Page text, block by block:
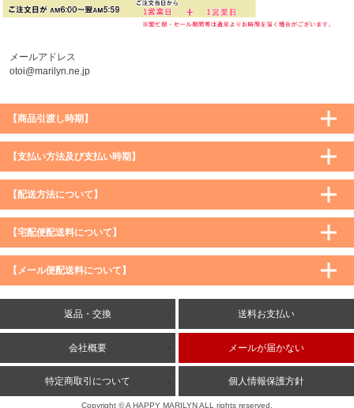
メールアドレス
otoi@marilyn.ne.jp
【商品引渡し時期】
【支払い方法及び支払い時期】
【配送方法について】
【宅配便配送料について】
購入価格 ／ 地域 通常 沖縄・離島など一部地域
5,900円（税込）未満
590円（税込）
【メール便配送料について】
5,900円（税込）以上 送料無料
返品・交換 送料お支払い
会社概要 メールが届かない
特定商取引について 個人情報保護方針
Copyright © A HAPPY MARILYN ALL rights reserved.